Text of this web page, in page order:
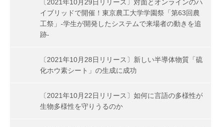
〔2021年10月29日リリース〕対面とオンラインのハ
イブリッドで開催！東京農工大学学園祭「第63回農
工祭」-学生が開発したシステムで来場者の動きを追
跡-
〔2021年10月28日リリース〕新しい半導体物質「硫
化ホウ素シート」の生成に成功
〔2021年10月22日リリース〕如何に言語の多様性が
生物多様性を守りうるのか